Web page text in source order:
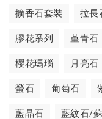
擴香石套裝 拉長
膠花系列 堇青石
櫻花瑪瑙 月亮石
螢石 葡萄石
藍晶石 藍紋石/